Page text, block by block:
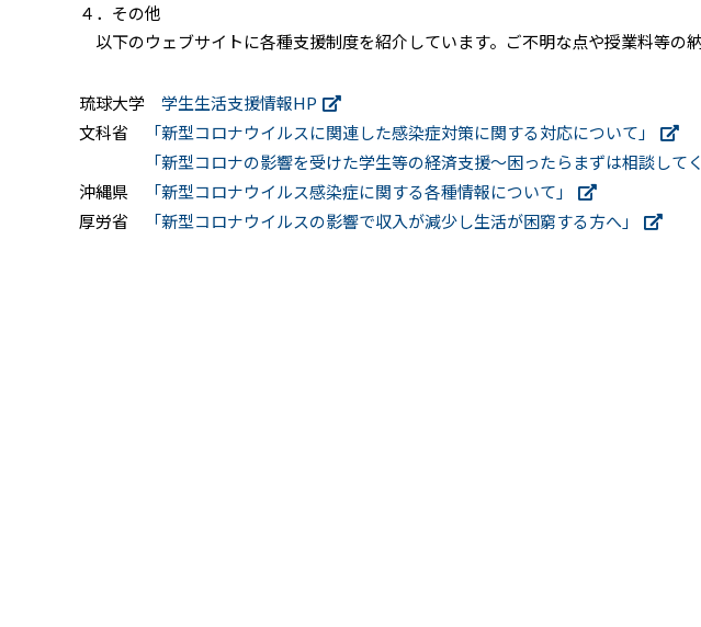
４．その他
以下のウェブサイトに各種支援制度を紹介しています。ご不明な点や授業料等の
琉球大学 学生生活支援情報HP
文科省
「新型コロナウイルスに関連した感染症対策に関する対応について」
「新型コロナの影響を受けた学生等の経済支援～困ったらまずは相談して
沖縄県
「新型コロナウイルス感染症に関する各種情報について」
厚労省
「新型コロナウイルスの影響で収入が減少し生活が困窮する方へ」